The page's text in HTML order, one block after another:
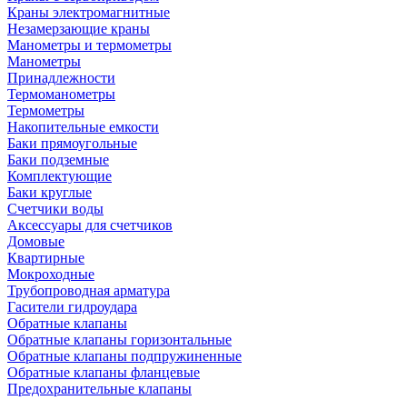
Краны электромагнитные
Незамерзающие краны
Манометры и термометры
Манометры
Принадлежности
Термоманометры
Термометры
Накопительные емкости
Баки прямоугольные
Баки подземные
Комплектующие
Баки круглые
Счетчики воды
Аксессуары для счетчиков
Домовые
Квартирные
Мокроходные
Трубопроводная арматура
Гасители гидроудара
Обратные клапаны
Обратные клапаны горизонтальные
Обратные клапаны подпружиненные
Обратные клапаны фланцевые
Предохранительные клапаны